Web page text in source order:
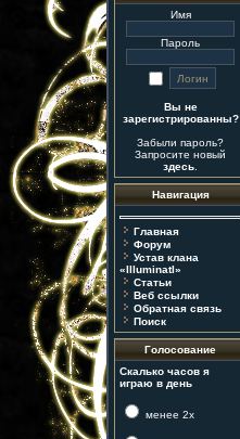
Имя
Пароль
Вы не
зарегистрированны?
Забыли пароль?
Запросите новый
здесь.
Навигация
Главная
Форум
Устав клана
«IlluminatI»
Статьи
Веб ссылки
Обратная связь
Поиск
Голосование
Скалько часов я
играю в день
менее 2х